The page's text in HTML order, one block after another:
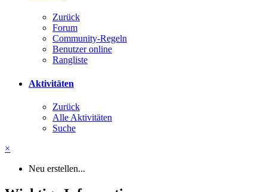
Zurück
Forum
Community-Regeln
Benutzer online
Rangliste
Aktivitäten
Zurück
Alle Aktivitäten
Suche
×
Neu erstellen...